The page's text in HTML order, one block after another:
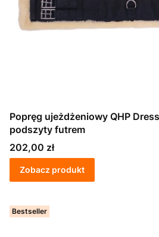
Popręg ujeżdżeniowy QHP
podszyty futrem
Cena
202,00 zł
Zobacz produkt
Bestseller